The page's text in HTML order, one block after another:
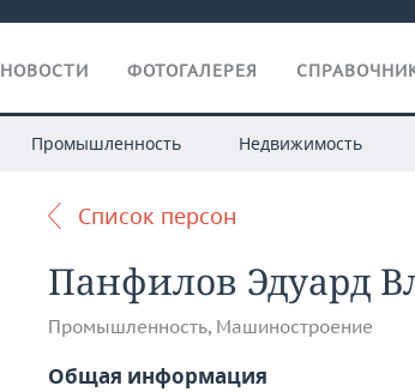
НОВОСТИ ФОТОГАЛЕРЕЯ
Промышленность Недвижимость
Список персон
Панфилов Эдуард
Промышленность, Машиностроение
Общая информация